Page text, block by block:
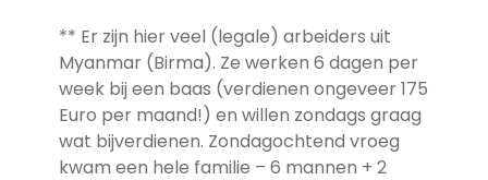
** Er zijn hier veel (legale) arbeiders uit
Myanmar (Birma). Ze werken 6 dagen per
week bij een baas (verdienen ongeveer 175
Euro per maand!) en willen zondags graag
wat bijverdienen. Zondagochtend vroeg
kwam een hele familie – 6 mannen + 2